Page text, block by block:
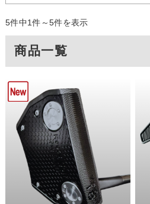
5件中1件～5件を表示
商品一覧